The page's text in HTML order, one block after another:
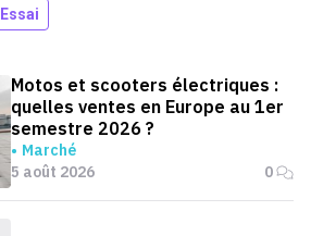
Essai
Motos et scooters électriques :
quelles ventes en Europe au 1er
semestre 2026 ?
Marché
5 août 2026
0